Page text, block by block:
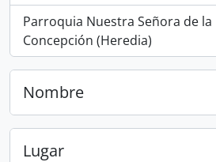
Parroquia Nuestra Señora de la
Concepción (Heredia)
, 1 resultados
Nombre
Lugar